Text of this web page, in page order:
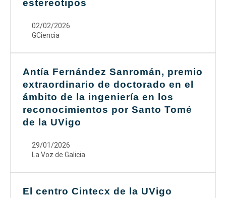
estereotipos
02/02/2026
GCiencia
Antía Fernández Sanromán, premio
extraordinario de doctorado en el
ámbito de la ingeniería en los
reconocimientos por Santo Tomé
de la UVigo
29/01/2026
La Voz de Galicia
El centro Cintecx de la UVigo